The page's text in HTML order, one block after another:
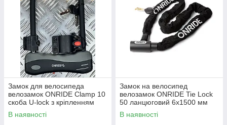
Замок для велосипеда
велозамок ONRIDE Clamp 10
скоба U-lock з кріпленням
12х108х183 мм чорний
В наявності
Замок на велосипед
велозамок ONRIDE Tie Lock
50 ланцюговий 6x1500 мм
чорний
В наявності